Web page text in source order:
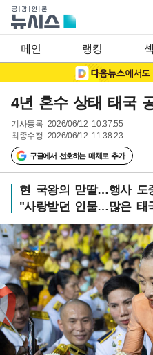
메인 랭킹
4년 혼수 상태 태국
기사등록 2026/06/12 10:37:55
최종수정 2026/06/12 11:38:23
구글에서 선호하는 매체로 추가
현 국왕의 맏딸…행사 도
"사랑받던 인물…많은 태